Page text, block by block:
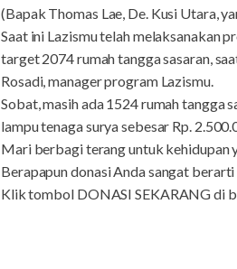
(Bapak Thomas Lae, De. Kusi Utara,
Saat ini Lazismu telah melaksanakan
target 2074 rumah tangga sasaran,
Rosadi, manager program Lazismu.
Sobat, masih ada 1524 rumah tangga
lampu tenaga surya sebesar Rp.
Mari berbagi terang untuk
Berapapun donasi Anda sangat
Klik tombol DONASI SEKARANG di